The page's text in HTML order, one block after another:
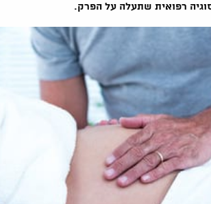
רפואית שתעלה על הפרק.